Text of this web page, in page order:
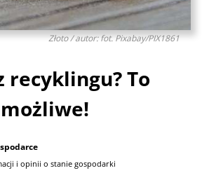
Złoto / autor: fot. Pixabay/PIX1861
recyklingu? To
możliwe!
i opinii o stanie gospodarki